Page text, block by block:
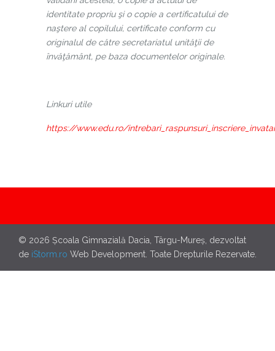
identitate propriu şi o copie a certificatului de
naştere al copilului, certificate conform cu
originalul de către secretariatul unităţii de
învăţământ, pe baza documentelor originale.
Linkuri utile
https://www.edu.ro/
© 2026 Școala Gimnazială Dacia, Târgu-Mureș, dezvoltat
de iStorm.ro Web Development. Toate Drepturile Rezervate.